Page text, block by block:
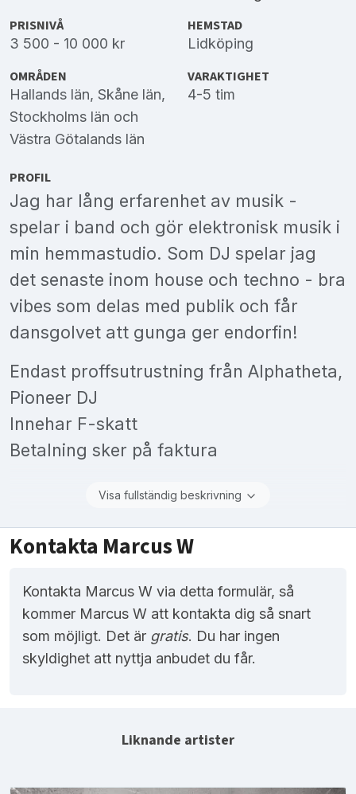
PRISNIVÅ
3 500 - 10 000 kr
HEMSTAD
Lidköping
OMRÅDEN
Hallands län, Skåne län,
Stockholms län och
Västra Götalands län
VARAKTIGHET
4-5 tim
PROFIL
Jag har lång erfarenhet av musik -
spelar i band och gör elektronisk musik i
min hemmastudio. Som DJ spelar jag
det senaste inom house och techno - bra
vibes som delas med publik och får
dansgolvet att gunga ger endorfin!
Endast proffsutrustning från Alphatheta,
Pioneer DJ
Innehar F-skatt
Betalning sker på faktura
Visa fullständig beskrivning
Kontakta Marcus W
Kontakta Marcus W via detta formulär, så
kommer Marcus W att kontakta dig så snart
som möjligt. Det är gratis. Du har ingen
skyldighet att nyttja anbudet du får.
Liknande artister